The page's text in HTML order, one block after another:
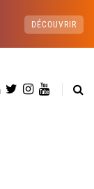
DÉCOUVRIR